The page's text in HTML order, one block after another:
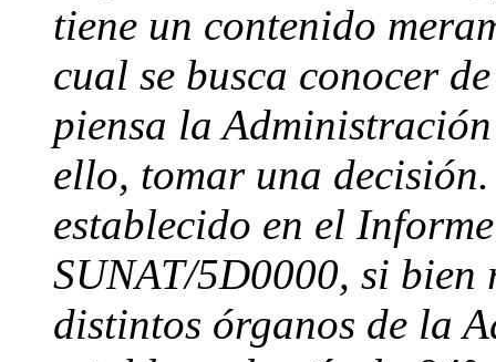
tiene un contenido
cual se busca conocer
piensa la
ello, tomar una
establecido en el
SUNAT/5D0000, si
distintos órganos de la